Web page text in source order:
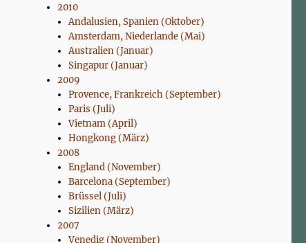
2010
Andalusien, Spanien (Oktober)
Amsterdam, Niederlande (Mai)
Australien (Januar)
Singapur (Januar)
2009
Provence, Frankreich (September)
Paris (Juli)
Vietnam (April)
Hongkong (März)
2008
England (November)
Barcelona (September)
Brüssel (Juli)
Sizilien (März)
2007
Venedig (November)